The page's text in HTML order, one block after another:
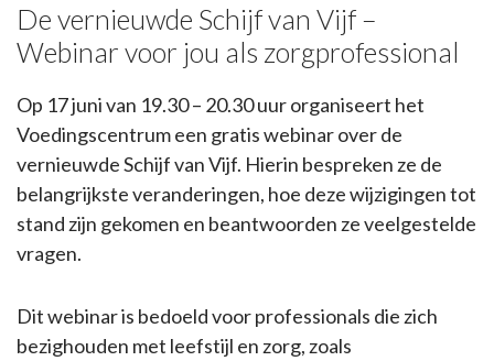
De vernieuwde Schijf van Vijf –
Webinar voor jou als zorgprofessional
Op 17 juni van 19.30 – 20.30 uur organiseert het
Voedingscentrum een gratis webinar over de
vernieuwde Schijf van Vijf. Hierin bespreken ze de
belangrijkste veranderingen, hoe deze wijzigingen tot
stand zijn gekomen en beantwoorden ze veelgestelde
vragen.
​​​​​​​Dit webinar is bedoeld voor professionals die zich
bezighouden met leefstijl en zorg, zoals